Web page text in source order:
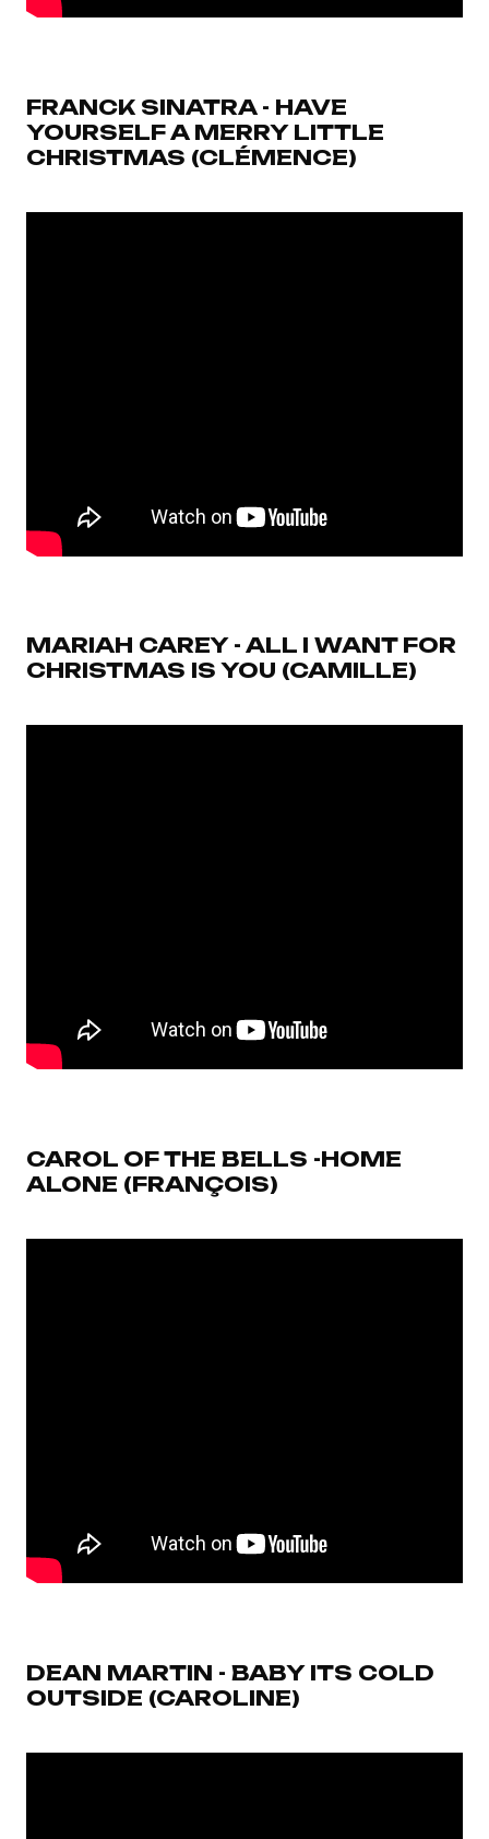
FRANCK SINATRA - HAVE
YOURSELF A MERRY LITTLE
CHRISTMAS (CLÉMENCE)
MARIAH CAREY - ALL I WANT FOR
CHRISTMAS IS YOU (CAMILLE)
CAROL OF THE BELLS -HOME
ALONE (FRANÇOIS)
DEAN MARTIN - BABY ITS COLD
OUTSIDE (CAROLINE)